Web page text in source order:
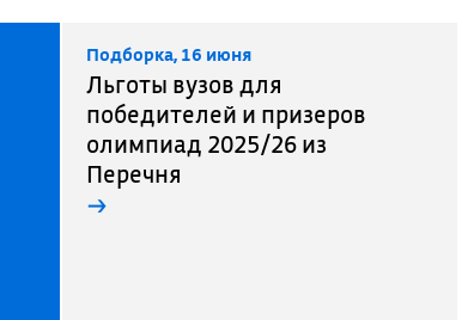
Подборка, 16 июня
Льготы вузов для
победителей и призеров
олимпиад 2025/26 из
Перечня
→